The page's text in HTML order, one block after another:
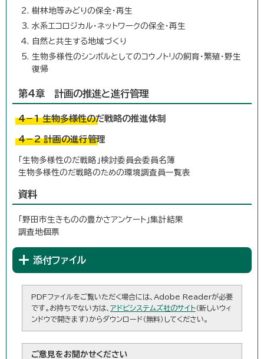
樹林地等みどりの保全・再生
水系エコロジカル・ネットワークの保全・再生
自然と共生する地域づくり
生物多様性のシンボルとしてのコウノトリの飼育・繁殖・野生
復帰
第4章 計画の推進と進行管理
4－1 生物多様性のだ戦略の推進体制
4－2 計画の進行管理
「生物多様性のだ戦略」検討委員会委員名簿
生物多様性のだ戦略のための環境調査員一覧表
資料
「野田市生きものの豊かさアンケート」集計結果
調査地個票
添付ファイル
PDFファイルをご覧いただく場合には、Adobe Readerが必要
です。お持ちでない方は、 アドビシステムズ社のサイト（新しいウィ
ンドウで開きます）からダウンロード（無料）してください。
ご意見をお聞かせください